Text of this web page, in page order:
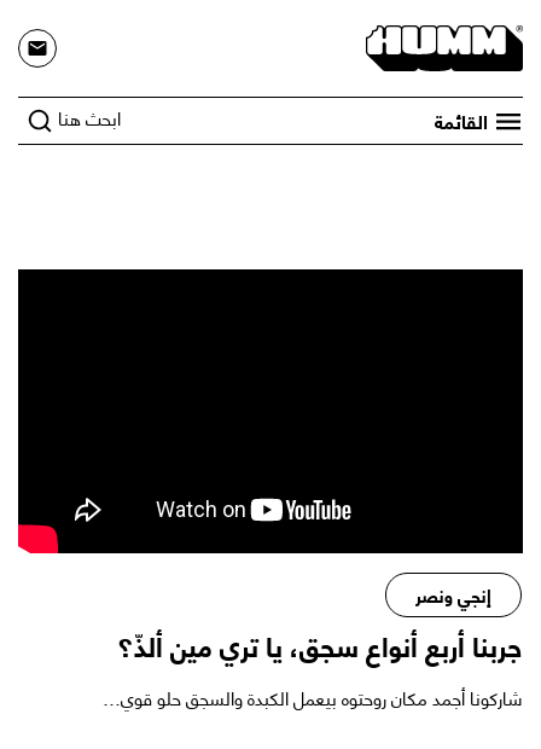
القائمة ابحث هنا
إنجي ونصر
جربنا أربع أنواع سجق، يا تري مين ألذّ؟
شاركونا أجمد مكان روحتوه بيعمل الكبدة والسجق حلو قوي…